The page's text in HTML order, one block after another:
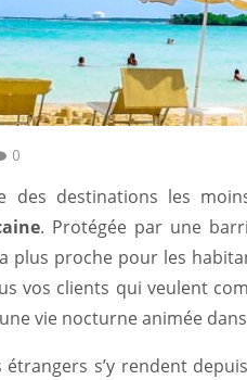
0
des destinations les
. Protégée par une
plus proche pour les
vos clients qui veulent
vie nocturne animée
s’y rendent